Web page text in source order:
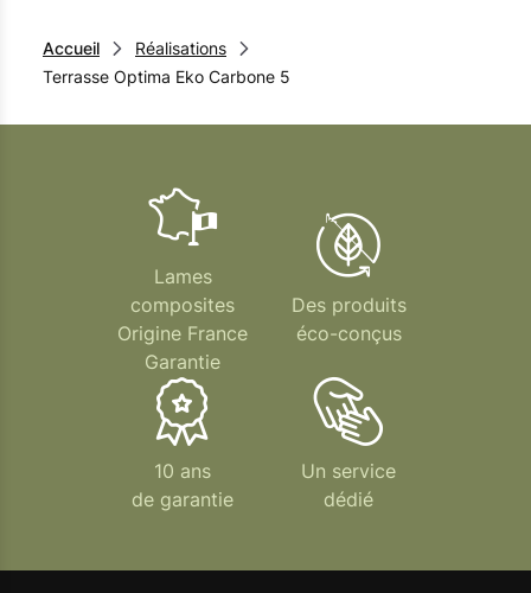
Accueil
Réalisations
Terrasse Optima Eko Carbone 5
Lames
composites
Origine France
Garantie
Des produits
éco-conçus
10 ans
de garantie
Un service
dédié